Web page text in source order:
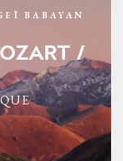
BABAYAN
/